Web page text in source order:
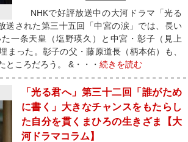
NHKで好評放送中の大河ドラマ「光る
送された第三十五回「中宮の涙」では、長い
一条天皇（塩野瑛久）と中宮・彰子（見上
まった。彰子の父・藤原道長（柄本佑）も、
ところだろう。 &・・・ 続きを読む
「光る君へ」第三十二回「誰がため
に書く」大きなチャンスをもたらし
た自分を貫くまひろの生きざま【大
河ドラマコラム】